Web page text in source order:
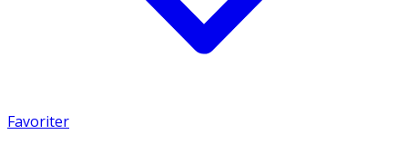
Favoriter